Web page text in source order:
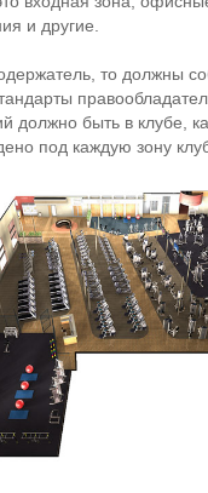
и другие.
то должны
должно быть в клубе,
под каждую зону